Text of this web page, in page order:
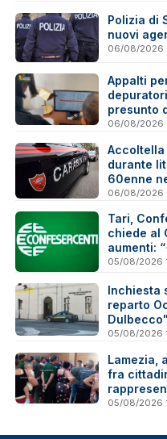
Polizia di
nuovi
06/08/2026
Appalti
presunto
600mila
06/08/2026
durante
60enne
06/08/2026
Tari,
chiede al
aumenti:
è troppo”
05/08/2026
Inchiesta
reparto
giudizio
05/08/2026
Lamezia,
fra
05/08/2026